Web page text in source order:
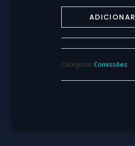
ADICIONAR
Categoria:Comissões